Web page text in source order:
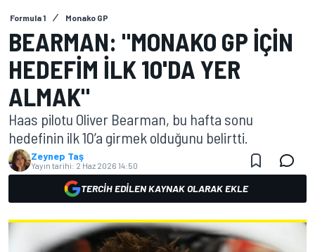
Formula 1 Monako GP
BEARMAN: "MONAKO GP IÇIN
HEDEFIM ILK 10'DA YER
ALMAK"
Haas pilotu Oliver Bearman, bu hafta sonu
hedefinin ilk 10’a girmek olduğunu belirtti.
Zeynep Taş
Yayın tarihi: 2 Haz 2026 14:50
TERCIH EDILEN KAYNAK OLARAK EKLE